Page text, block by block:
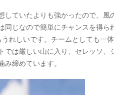
していたよりも強かったので、風
同じなので簡単にチャンスを得ら
れしいです。チームとしても一
では厳しい山に入り、セレッソ、
締めています。